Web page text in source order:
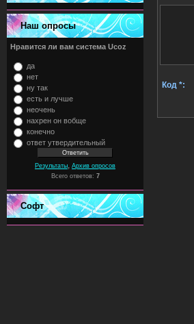
Наш опросы
Нравится ли вам система Ucoz
да
нет
ну так
есть и лучше
неочень
нахрен он вобще
конечно
ответ утвердительный
Результаты Архив опросов
Всего ответов: 7
Софт
Код *: